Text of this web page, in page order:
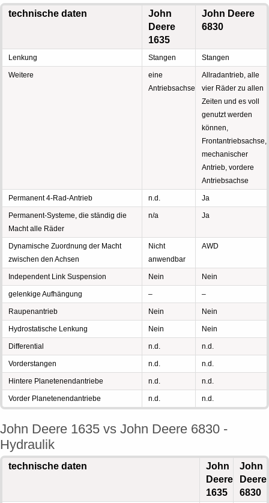
technische daten
John
Deere
1635
John Deere
6830
Lenkung Stangen Stangen
Weitere
eine
Antriebsachse
Allradantrieb, alle
vier Räder zu allen
Zeiten und es voll
genutzt werden
können,
Frontantriebsachse,
mechanischer
Antrieb, vordere
Antriebsachse
Permanent 4-Rad-Antrieb n.d. Ja
Permanent-Systeme, die ständig die
Macht alle Räder
n/a Ja
Dynamische Zuordnung der Macht
zwischen den Achsen
Nicht
anwendbar
AWD
Independent Link Suspension Nein Nein
gelenkige Aufhängung – –
Raupenantrieb Nein Nein
Hydrostatische Lenkung Nein Nein
Differential n.d. n.d.
Vorderstangen n.d. n.d.
Hintere Planetenendantriebe n.d. n.d.
Vorder Planetenendantriebe n.d. n.d.
John Deere 1635 vs John Deere 6830 -
Hydraulik
technische daten
John
Deere
1635
John
Deere
6830